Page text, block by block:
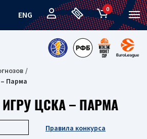
ENG
0
Парма
ЦСКА – ПАРМА
Правила конкурса